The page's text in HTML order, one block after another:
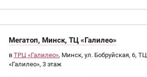
Мегатоп, Минск, ТЦ «Галилео»
в ТРЦ «Галилео», Минск, ул. Бобруйская, 6, ТЦ
«Галилео», 3 этаж